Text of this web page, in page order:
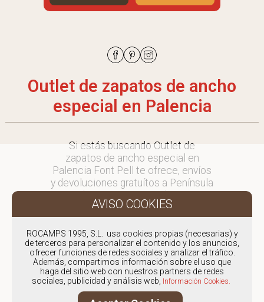
Outlet de zapatos de ancho
especial en Palencia
Si estás buscando Outlet de
zapatos de ancho especial en
Palencia Font Pell te ofrece, envíos
y devoluciones gratuítos a Península
consultar
en comercial@fontpell.com.
Los envíos a Palencia gestionados
entre semana se entregarán en
menos de 48 horas; los pedidos
realizados en fin de semana, el
producto se enviará a partir del
ROCAMPS 1995, S.L. usa cookies propias (necesarias) y
de terceros para personalizar el contenido y los anuncios,
ofrecer funciones de redes sociales y analizar el tráfico.
Además, compartimos información sobre el uso que
haga del sitio web con nuestros partners de redes
sociales, publicidad y análisis web, Información Cookies.